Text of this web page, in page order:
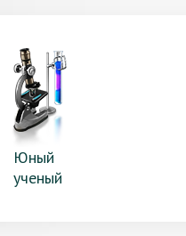
Юный
ученый